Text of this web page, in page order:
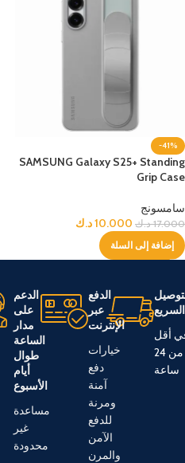
-41%
SAMSUNG Galaxy S25+ Standing
Grip Case
سامسونج
17.000 د.ك 10.000د.ك
إضافة إلى السلة
السريع
أقل
من 24
ساعة
الدفع
عبر
الإنترنت
خيارات
دفع
آمنة
ومرنة
للدفع
الآمن
والمرن
الدعم
على
مدار
الساعة
طوال
أيام
الأسبوع
مساعدة
غير
محدودة